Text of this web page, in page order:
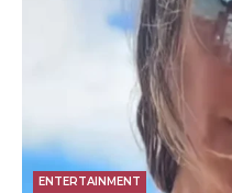
ENTERTAINMENT